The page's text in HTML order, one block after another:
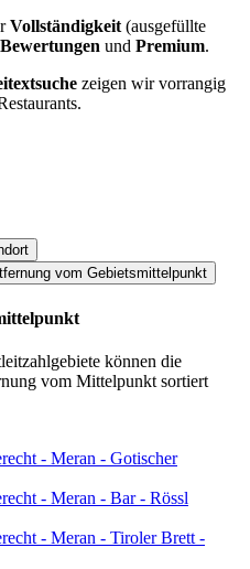
Vollständigkeit(ausgefüllte
Bewertungen und Premium.
zeigen wir vorrangig
vom Gebietsmittelpunkt
können die
vom Mittelpunkt sortiert